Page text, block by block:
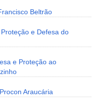
Beltrão
e Defesa do
e Proteção ao
Araucária